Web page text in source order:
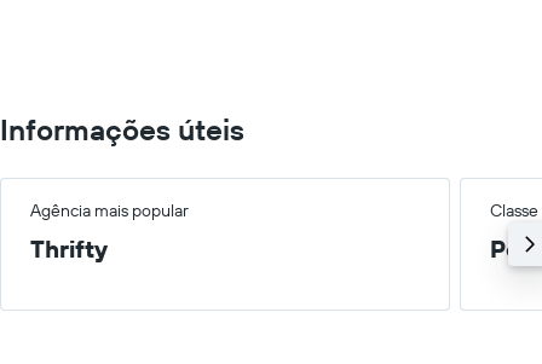
Informações úteis
Agência mais popular
Thrifty